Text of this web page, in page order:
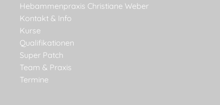
Hebammenpraxis Christiane Weber
Kontakt & Info
Kurse
Qualifikationen
Super Patch
Team & Praxis
Termine